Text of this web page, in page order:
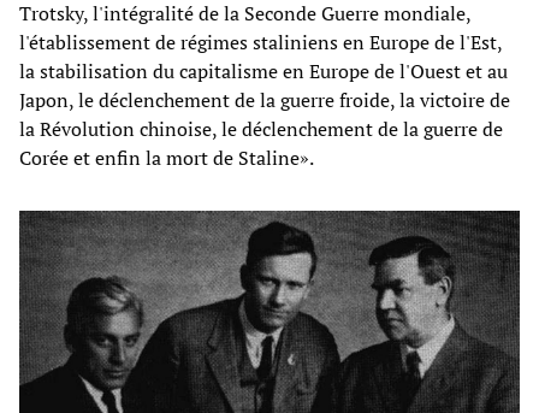
Trotsky, l'intégralité de la Seconde Guerre mondiale,
l'établissement de régimes staliniens en Europe de l'Est,
la stabilisation du capitalisme en Europe de l'Ouest et au
Japon, le déclenchement de la guerre froide, la victoire de
la Révolution chinoise, le déclenchement de la guerre de
Corée et enfin la mort de Staline».